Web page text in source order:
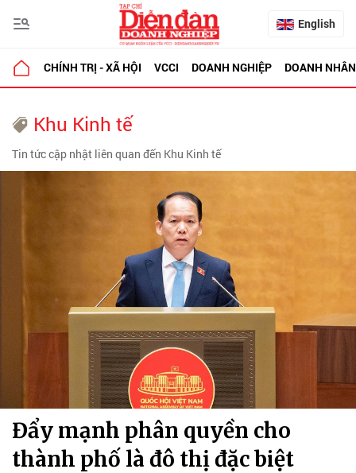
English
CHÍNH TRỊ - XÃ HỘI VCCI DOANH NGHIỆP DOANH NHÂN
Khu Kinh tế
Tin tức cập nhật liên quan đến Khu Kinh tế
Đẩy mạnh phân quyền cho
thành phố là đô thị đặc biệt